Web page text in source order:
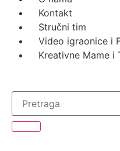
Kontakt
Stručni tim
Video igraonice i
Kreativne Mame i